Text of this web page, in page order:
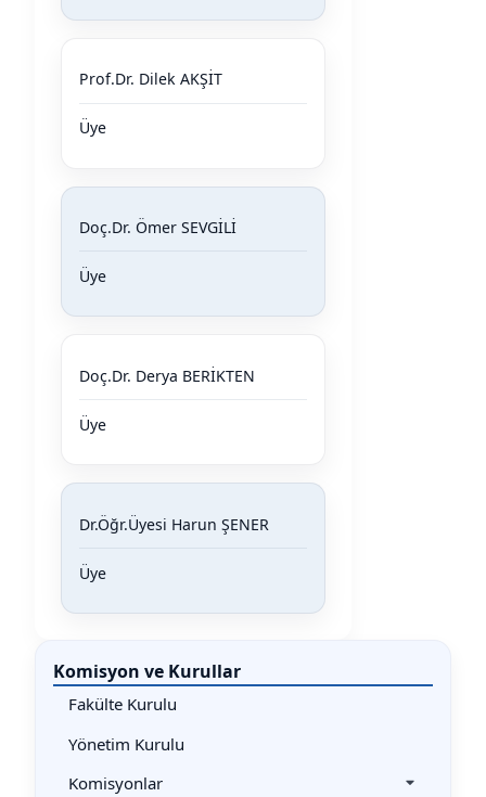
Prof.Dr. Dilek AKŞİT
Üye
Doç.Dr. Ömer SEVGİLİ
Üye
Doç.Dr. Derya BERİKTEN
Üye
Dr.Öğr.Üyesi Harun ŞENER
Üye
Komisyon ve Kurullar
Fakülte Kurulu
Yönetim Kurulu
Komisyonlar